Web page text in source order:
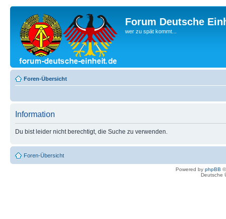
Forum Deutsche
wer zu spät kommt...
Foren-Übersicht
Information
Du bist leider nicht berechtigt, die Suche zu verwenden.
Foren-Übersicht
Powered by phpBB
Deutsche